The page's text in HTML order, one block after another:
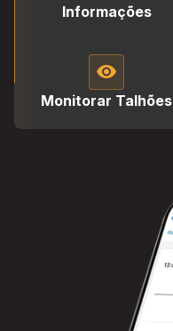
Informações
visibility
Monitorar Talhões